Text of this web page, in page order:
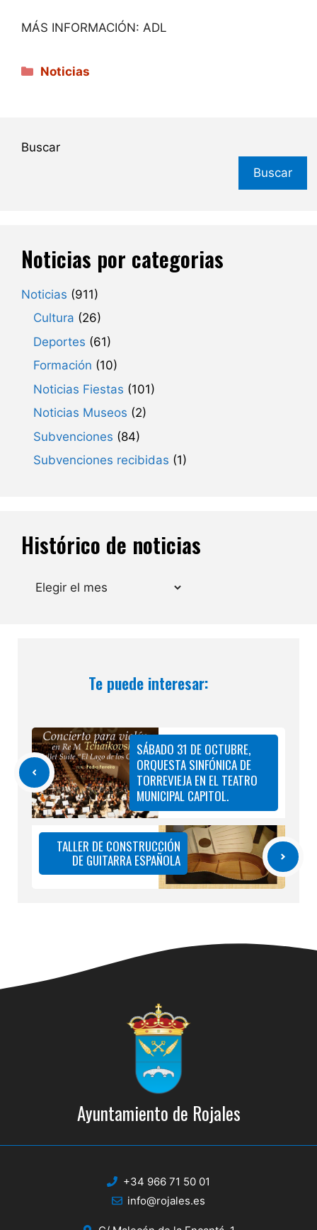
MÁS INFORMACIÓN: ADL
Categorías
Noticias
Buscar
Buscar
Noticias por categorias
Noticias (911)
Cultura (26)
Deportes (61)
Formación (10)
Noticias Fiestas (101)
Noticias Museos (2)
Subvenciones (84)
Subvenciones recibidas (1)
Histórico de noticias
Archivos
Te puede interesar:
SÁBADO 31 DE OCTUBRE,
ORQUESTA SINFÓNICA DE
TORREVIEJA EN EL TEATRO
MUNICIPAL CAPITOL.
TALLER DE CONSTRUCCIÓN
DE GUITARRA ESPAÑOLA
Ayuntamiento de Rojales
+34 966 71 50 01
info@rojales.es